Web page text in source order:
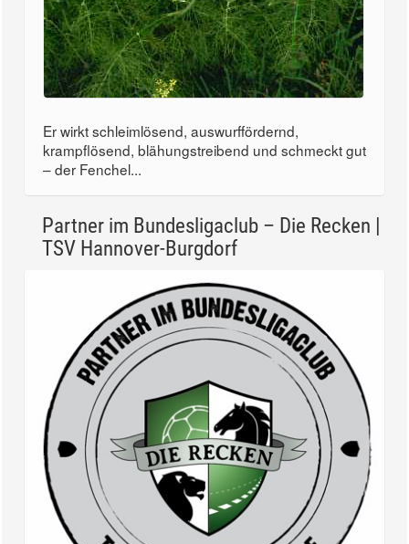
Er wirkt schleimlösend, auswurffördernd,
krampflösend, blähungstreibend und schmeckt gut
– der Fenchel...
Partner im Bundesligaclub – Die Recken |
TSV Hannover-Burgdorf